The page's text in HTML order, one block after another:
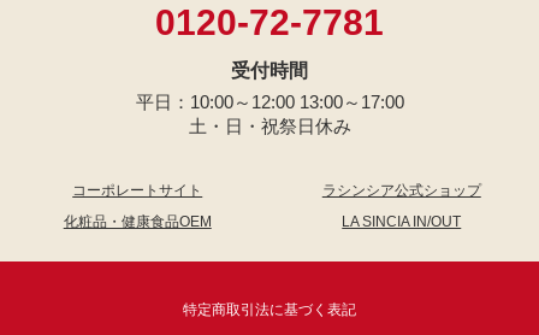
0120-72-7781
受付時間
平日：10:00～12:00 13:00～17:00
土・日・祝祭日休み
コーポレートサイト
ラシンシア公式ショップ
化粧品・健康食品OEM
LA SINCIA IN/OUT
特定商取引法に基づく表記